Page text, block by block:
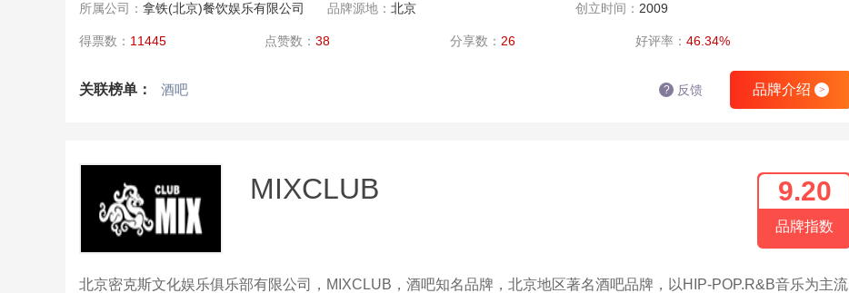
所属公司： 拿铁(北京)餐饮娱乐有限公司 品牌源地： 北京 创立时间： 2009
得票数： 11445 点赞数： 38 分享数： 26 好评率： 46.34%
关联榜单： 酒吧 品牌介绍 >
? 反馈
MIXCLUB 9.20
品牌指数
北京密克斯文化娱乐俱乐部有限公司，MIXCLUB，酒吧知名品牌，北京地区著名酒吧品牌，以HIP-POP.R&B音乐为主流